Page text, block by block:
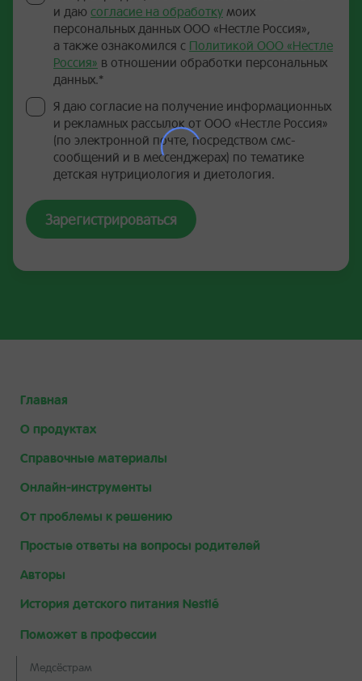
и даю согласие на обработку моих
персональных данных ООО «Нестле Россия»,
а также ознакомился с Политикой ООО «Нестле
Россия» в отношении обработки персональных
данных.*
Я даю согласие на получение информационных
и рекламных рассылок от ООО «Нестле Россия»
(по электронной почте, посредством смс-
сообщений и в мессенджерах) по тематике
детская нутрициология и диетология.
Зарегистрироваться
Главная
О продуктах
Справочные материалы
Онлайн-инструменты
От проблемы к решению
Простые ответы на вопросы родителей
Авторы
История детского питания Nestlé
Поможет в профессии
Медсёстрам